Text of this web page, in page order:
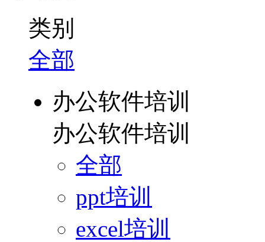
类别
全部
办公软件培训
办公软件培训
全部
ppt培训
excel培训